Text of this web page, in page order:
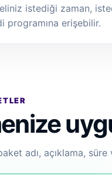
istediği zaman,
programına erişebilir.
adı, açıklama,